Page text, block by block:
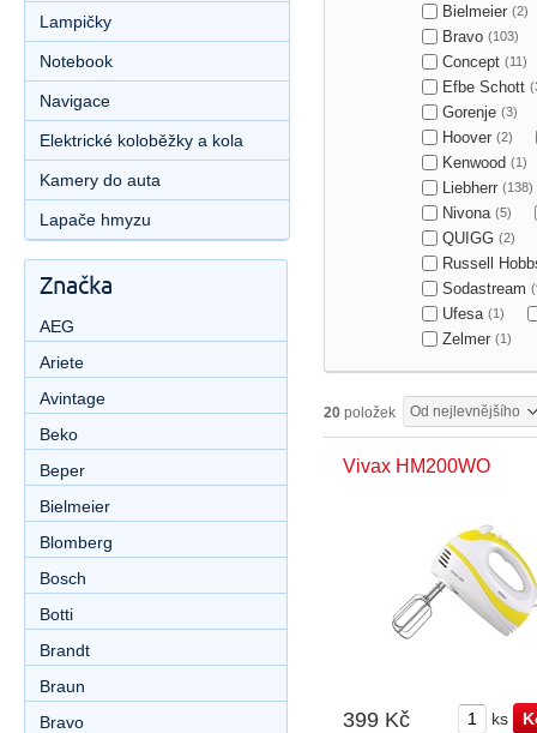
Bielmeier (2)
Bravo (103)
Concept (11)
Efbe Schott
Gorenje (3)
Hoover (2)
Kenwood (1)
Liebherr (138)
Nivona (5)
QUIGG (2)
Russell
Sodastream
Ufesa (1)
Zelmer (1)
20 položek Od nejlevnějšího
Vivax HM200WO
399 Kč ks
Lampičky
Notebook
Navigace
Elektrické koloběžky a kola
Kamery do auta
Lapače hmyzu
Značka
AEG
Ariete
Avintage
Beko
Beper
Bielmeier
Blomberg
Bosch
Botti
Brandt
Braun
Bravo